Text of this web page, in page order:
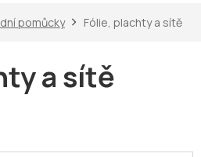
pomůcky Fólie, plachty a sítě
a sítě